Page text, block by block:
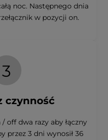
noc. Następnego dnia
w pozycji on.
3
czynność
off dwa razy aby łączny
przez 3 dni wynosił 36